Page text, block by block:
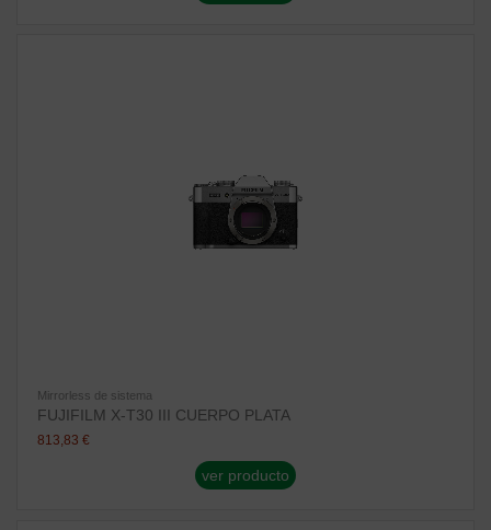
Mirrorless de sistema
FUJIFILM X-T30 III CUERPO PLATA
813,83 €
ver producto